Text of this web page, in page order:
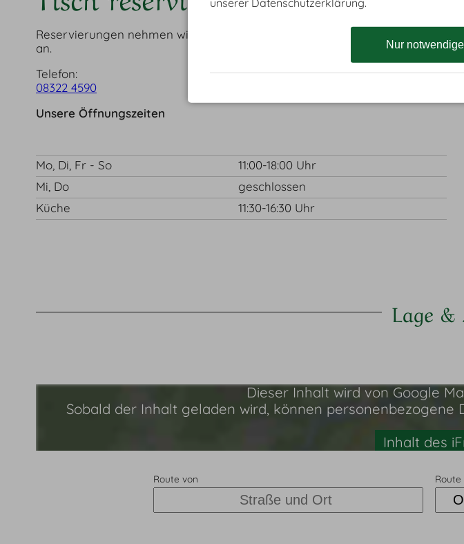
Reservierungen nehmen wir gerne zu unseren Öffnungzeiten telefonisch
an.
Telefon:
08322 4590
Unsere Öffnungszeiten
Mo, Di, Fr - So
11:00-18:00 Uhr
Mi, Do
geschlossen
Küche
11:30-16:30 Uhr
Lage
Dieser Inhalt wird von Google
Sobald der Inhalt geladen wird, können
Inhalt des
Route von Route
unserer Datenschutzerklärung.
Nur